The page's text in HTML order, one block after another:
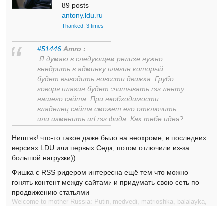
89 posts
antony.ldu.ru
Thanked: 3 times
#51446 Amro :
Я думаю в следующем релизе нужно
внедрить в админку плагин который
будет выводить новости движка. Грубо
говоря плагин будет считывать rss ленту
нашего сайта. При необходимости
владелец сайта сможет его отключить
или изменить url rss фида. Как тебе идея?
Ништяк! что-то такое даже было на неохроме, в последних
версиях LDU или первых Седа, потом отлючили из-за
большой нагрузки))
Фишка с RSS ридером интересна ещё тем что можно
гонять контент между сайтами и придумать свою сеть по
продвижению статьями
Welcome to mother Russia: Putin, medvedi, matrioshka, balalayka,